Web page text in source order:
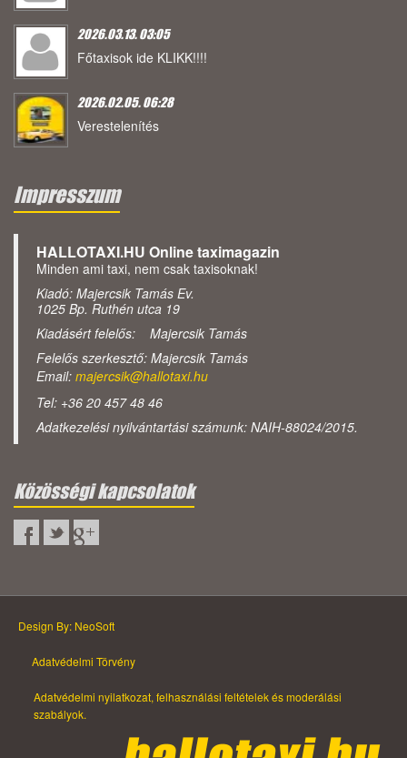
2026.03.13. 03:05
Főtaxisok ide KLIKK!!!!
2026.02.05. 06:28
Verestelenítés
Impresszum
HALLOTAXI.HU Online taximagazin
Minden ami taxi, nem csak taxisoknak!
Kiadó: Majercsik Tamás Ev.
1025 Bp. Ruthén utca 19
Kiadásért felelős: Majercsik Tamás
Felelős szerkesztő: Majercsik Tamás
Email: majercsik@hallotaxi.hu
Tel: +36 20 457 48 46
Adatkezelési nyilvántartási számunk: NAIH-88024/2015.
Közösségi kapcsolatok
Design By: NeoSoft
Adatvédelmi Törvény
Adatvédelmi nyilatkozat, felhasználási feltételek és moderálási
szabályok.